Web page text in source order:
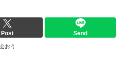
Post Send
おう